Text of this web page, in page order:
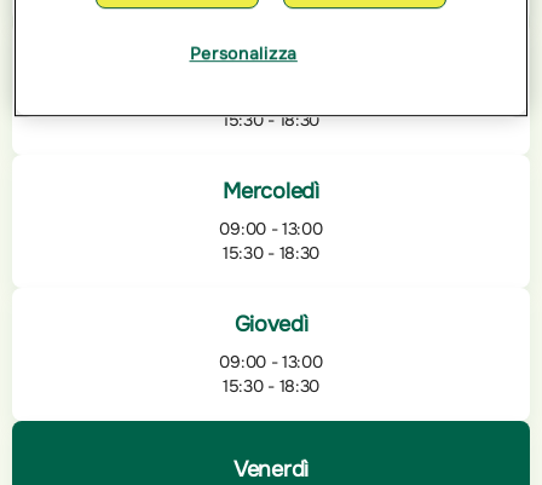
Martedì
15:30 - 18:30
Mercoledì
09:00 - 13:00
15:30 - 18:30
Giovedì
09:00 - 13:00
15:30 - 18:30
Venerdì
Personalizza